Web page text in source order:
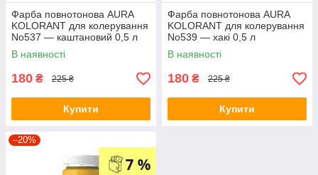
Фарба повнотонова AURA
KOLORANT для колерування
No537 — каштановий 0,5 л
В наявності
180 ₴ 225 ₴
Купити
Фарба повнотонова AURA
KOLORANT для колерування
No539 — хакі 0,5 л
В наявності
180 ₴ 225 ₴
Купити
–20%